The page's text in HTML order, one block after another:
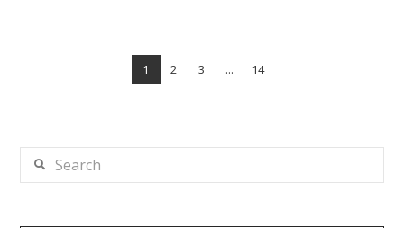
1 2 3 ... 14
Search